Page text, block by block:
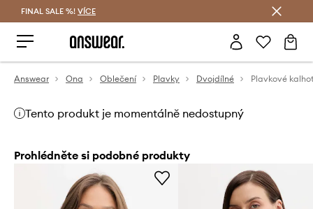
FINAL SALE %! VÍCE
Answear Ona Oblečení Plavky Dvojdílné
Tento produkt je momentálně nedostupný
Prohlédněte si podobné produkty